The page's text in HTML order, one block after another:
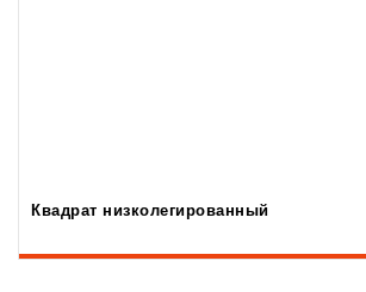
Квадрат низколегированный